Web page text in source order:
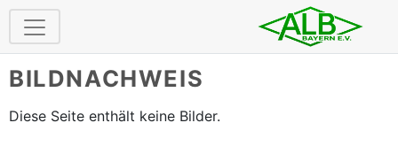
BILDNACHWEIS
Diese Seite enthält keine Bilder.